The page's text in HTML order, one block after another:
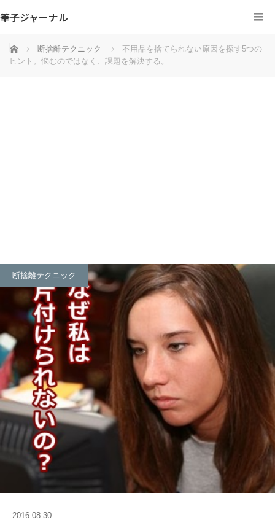
筆子ジャーナル
ホーム 断捨離テクニック
不用品を捨てられない原因を探す5つの
ヒント。悩むのではなく、課題を解決する。
断捨離テクニック
2016.08.30